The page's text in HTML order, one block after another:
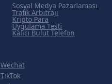
Sosyal Medya Pazarlaması
Trafik Arbitrajı
Kripto Para
Uygulama Testi
Kalıcı Bulut Telefon
Wechat
TikTok